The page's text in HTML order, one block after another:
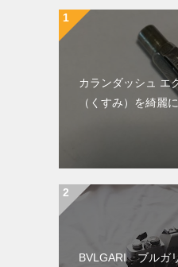
カランダッシュ エ
（くすみ）を綺麗
BVLGARI ブルガ